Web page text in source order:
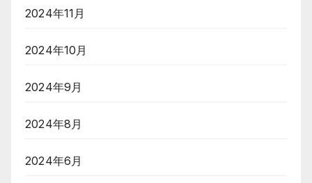
2024年11月
2024年10月
2024年9月
2024年8月
2024年6月